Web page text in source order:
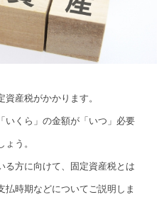
産税がかかります。
いくら」の金額が「いつ」必要
う。
る方に向けて、固定資産税とは
払時期などについてご説明しま